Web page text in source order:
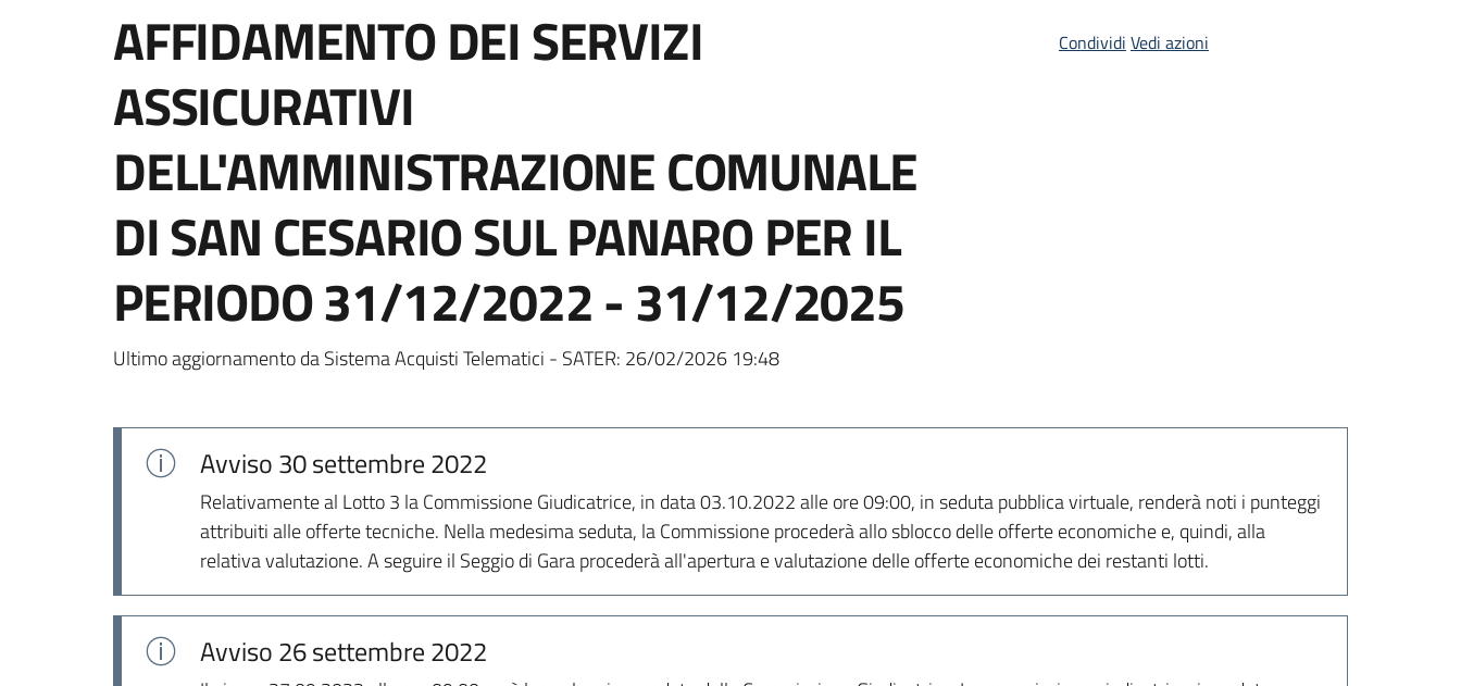
AFFIDAMENTO DEI SERVIZI
ASSICURATIVI
DELL'AMMINISTRAZIONE COMUNALE
DI SAN CESARIO SUL PANARO PER IL
PERIODO 31/12/2022 - 31/12/2025
Ultimo aggiornamento da Sistema Acquisti Telematici - SATER: 26/02/2026 19:48
Condividi Vedi azioni
Avviso30 settembre 2022
Relativamente al Lotto 3 la Commissione Giudicatrice, in data 03.10.2022 alle ore 09:00, in seduta pubblica virtuale, renderà noti i punteggi
attribuiti alle offerte tecniche. Nella medesima seduta, la Commissione procederà allo sblocco delle offerte economiche e, quindi, alla
relativa valutazione. A seguire il Seggio di Gara procederà all'apertura e valutazione delle offerte economiche dei restanti lotti.
Avviso26 settembre 2022